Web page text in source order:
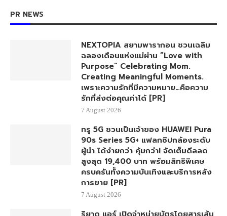
PR NEWS
NEXTOPIA สยามพารากอน ชวนเฉลิม
ฉลองเดือนแห่งแม่ผ่าน “Love with
Purpose” Celebrating Mom.
Creating Meaningful Moments.
เพราะความรักที่มีความหมาย…คือความ
รักที่ส่งต่อคุณค่าได้ [PR]
7 August 2026
ทรู 5G ชวนเป็นเจ้าของ HUAWEI Pura
90s Series 5G+ แฟลกชิปกล้องระดับ
ผู้นำ ได้ง่ายกว่า คุ้มกว่า! จัดเต็มดีลลด
สูงสุด 19,400 บาท พร้อมสิทธิพิเศษ
ครบครันทั้งความบันเทิงและบริการหลัง
การขาย [PR]
7 August 2026